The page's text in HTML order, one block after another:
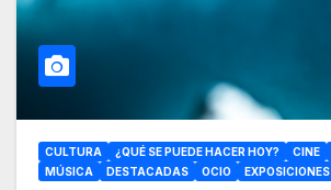
CULTURA ¿QUÉ SE PUEDE HACER HOY? CINE
MÚSICA
DESTACADAS OCIO EXPOSICIONES